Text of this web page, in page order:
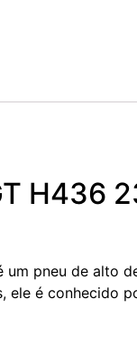
H436
um pneu de alto
ele é conhecido